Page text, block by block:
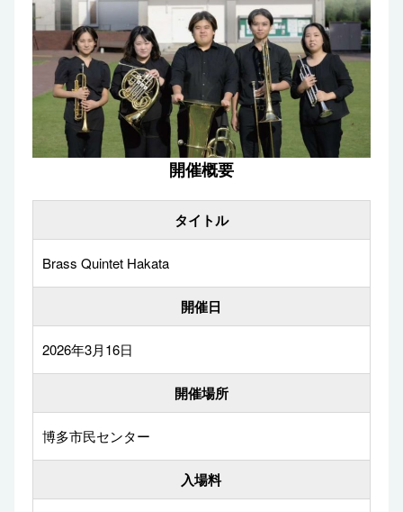
開催概要
タイトル
Brass Quintet Hakata
開催日
2026年3月16日
開催場所
博多市民センター
入場料